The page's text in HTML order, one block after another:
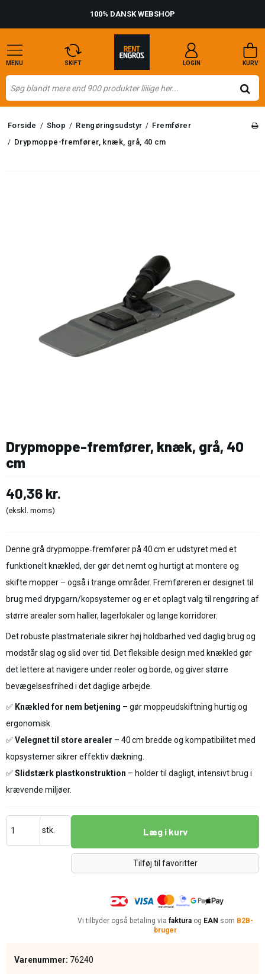
100% DANSK WEBSHOP
MENU SKIFT LOGIN KURV
Forside / Shop / Rengøringsudstyr / Fremfører
/ Drypmoppe-fremfører, knæk, grå, 40 cm
Drypmoppe-fremfører, knæk, grå, 40
cm
40,36 kr.
(ekskl. moms)
Denne grå drypmoppe‑fremfører på 40 cm er udstyret med et
funktionelt knækled, der gør det nemt og hurtigt at montere og
skifte mopper – også i trange områder. Fremføreren er designet til
brug med drypgarn/kopsystemer og er et oplagt valg til rengøring af
større arealer som haller, lagerlokaler og lange korridorer.
Det robuste plastmateriale sikrer høj holdbarhed ved daglig brug og
modstår slag og slid over tid. Det fleksible design med knækled gør
det lettere at navigere under reoler og borde, og giver større
bevægelsesfrihed i det daglige arbejde.
✅ Knækled for nem betjening – gør moppeudskiftning hurtig og
ergonomisk.
✅Velegnet til store arealer – 40 cm bredde og kompatibilitet med
kopsystemer sikrer effektiv dækning.
✅Slidstærk plastkonstruktion – holder til dagligt, intensivt brug i
krævende miljøer.
stk. Læg i kurv
Tilføj til favoritter
Vi tilbyder også betaling via fakturaog EAN som B2B-
bruger
Varenummer: 76240